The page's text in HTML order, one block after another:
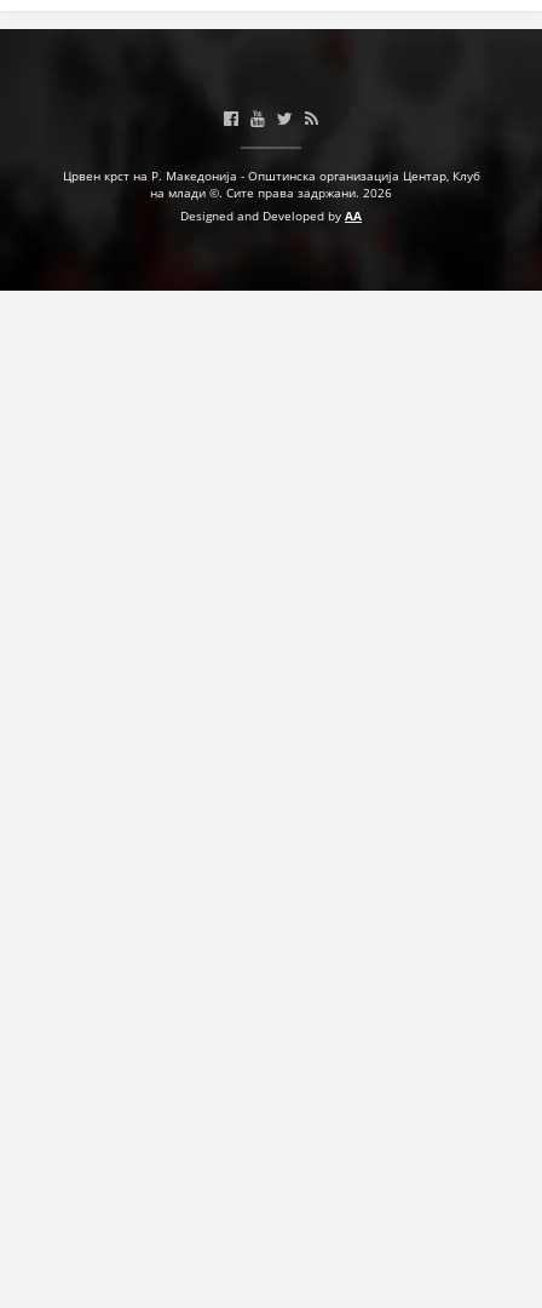
Црвен крст на Р. Македонија - Општинска организација Центар, Клуб
на млади ©. Сите права задржани. 2026
Designed and Developed by AA